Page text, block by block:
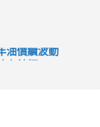
油價續波動
錦標